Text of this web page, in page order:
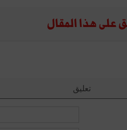
على هذا المقال
تعليق